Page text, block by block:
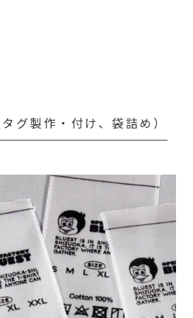
グ製作・付け、袋詰め）